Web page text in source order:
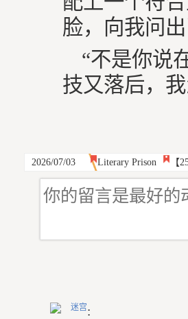
脸，向我问
“不是你说
技又落后，
2026/07/03 Literary Prison 【
迷宫: